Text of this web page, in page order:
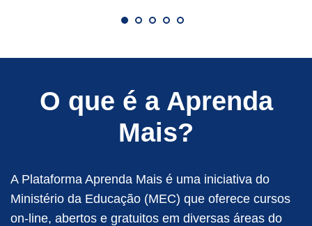
O que é a Aprenda
Mais?
A Plataforma Aprenda Mais é uma iniciativa do
Ministério da Educação (MEC) que oferece cursos
on-line, abertos e gratuitos em diversas áreas do